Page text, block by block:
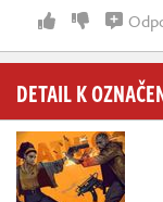
DETAIL K